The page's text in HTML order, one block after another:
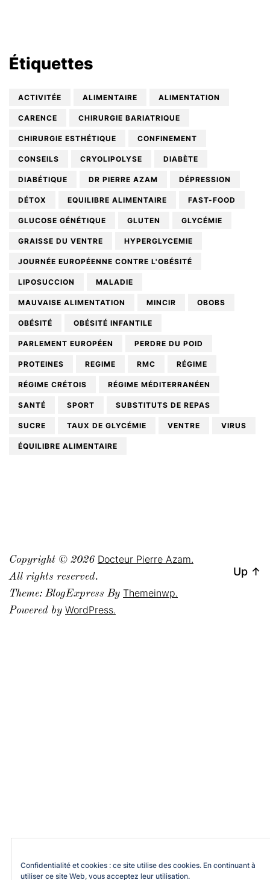
Étiquettes
ACTIVITÉE ALIMENTAIRE ALIMENTATION
CARENCE CHIRURGIE BARIATRIQUE
CHIRURGIE ESTHÉTIQUE CONFINEMENT
CONSEILS CRYOLIPOLYSE DIABÈTE
DIABÉTIQUE DR PIERRE AZAM DÉPRESSION
DÉTOX EQUILIBRE ALIMENTAIRE FAST-FOOD
GLUCOSE GÉNÉTIQUE GLUTEN GLYCÉMIE
GRAISSE DU VENTRE HYPERGLYCEMIE
JOURNÉE EUROPÉENNE CONTRE L'OBÉSITÉ
LIPOSUCCION MALADIE
MAUVAISE ALIMENTATION MINCIR OBOBS
OBÉSITÉ OBÉSITÉ INFANTILE
PARLEMENT EUROPÉEN PERDRE DU POID
PROTEINES REGIME RMC RÉGIME
RÉGIME CRÉTOIS RÉGIME MÉDITERRANÉEN
SANTÉ SPORT SUBSTITUTS DE REPAS
SUCRE TAUX DE GLYCÉMIE VENTRE VIRUS
ÉQUILIBRE ALIMENTAIRE
Copyright © 2026 Docteur Pierre Azam.
All rights reserved.
Theme: BlogExpress By Themeinwp.
Powered by WordPress.
Up ↑